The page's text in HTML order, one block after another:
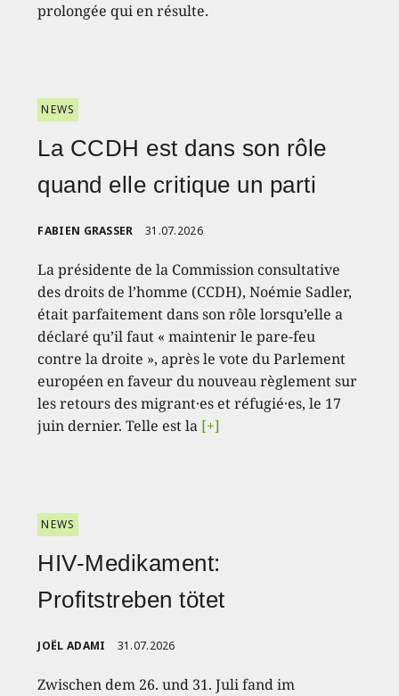
prolongée qui en résulte.
NEWS
La CCDH est dans son rôle
quand elle critique un parti
FABIEN GRASSER 31.07.2026
La présidente de la Commission consultative
des droits de l’homme (CCDH), Noémie Sadler,
était parfaitement dans son rôle lorsqu’elle a
déclaré qu’il faut « maintenir le pare-feu
contre la droite », après le vote du Parlement
européen en faveur du nouveau règlement sur
les retours des migrant·es et réfugié·es, le 17
juin dernier. Telle est la [+]
NEWS
HIV-Medikament:
Profitstreben tötet
JOËL ADAMI 31.07.2026
Zwischen dem 26. und 31. Juli fand im